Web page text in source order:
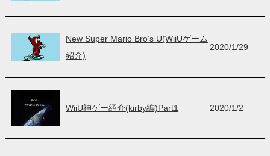
New Super Mario Bro’s U(WiiUゲーム
紹介)
2020/1/29
WiiU神ゲー紹介(kirby編)Part1 2020/1/2